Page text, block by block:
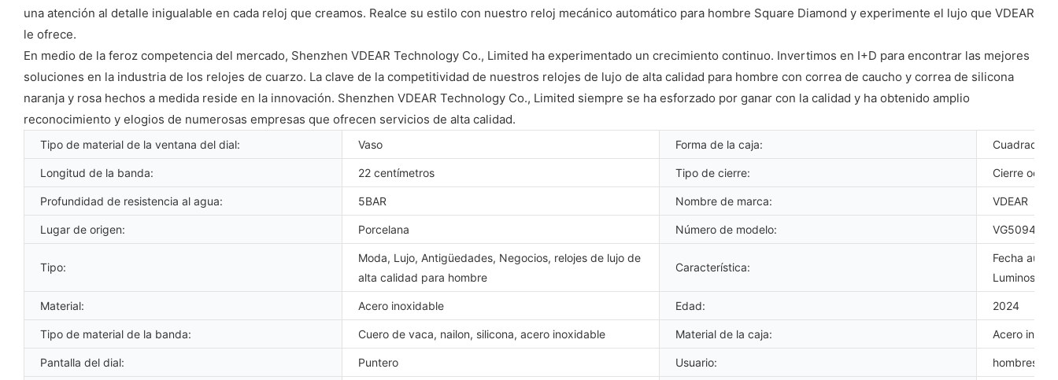
una atención al detalle inigualable en cada reloj que creamos. Realce su estilo con nuestro reloj mecánico automático para hombre Square Diamond y experimente el lujo que VDEAR
le ofrece.
En medio de la feroz competencia del mercado, Shenzhen VDEAR Technology Co., Limited ha experimentado un crecimiento continuo. Invertimos en I+D para encontrar las mejores
soluciones en la industria de los relojes de cuarzo. La clave de la competitividad de nuestros relojes de lujo de alta calidad para hombre con correa de caucho y correa de silicona
naranja y rosa hechos a medida reside en la innovación. Shenzhen VDEAR Technology Co., Limited siempre se ha esforzado por ganar con la calidad y ha obtenido amplio
reconocimiento y elogios de numerosas empresas que ofrecen servicios de alta calidad.
Tipo de material de la ventana del dial: Vaso Forma de la caja: Cuadrado
Longitud de la banda: 22 centímetros Tipo de cierre: Cierre oculto
Profundidad de resistencia al agua: 5BAR Nombre de marca: VDEAR
Lugar de origen: Porcelana Número de modelo: VG5094
Tipo:
Moda, Lujo, Antigüedades, Negocios, relojes de lujo de
alta calidad para hombre
Característica:
Fecha
Luminoso,
Material: Acero inoxidable Edad: 2024
Tipo de material de la banda: Cuero de vaca, nailon, silicona, acero inoxidable Material de la caja: Acero
Pantalla del dial: Puntero Usuario: hombres